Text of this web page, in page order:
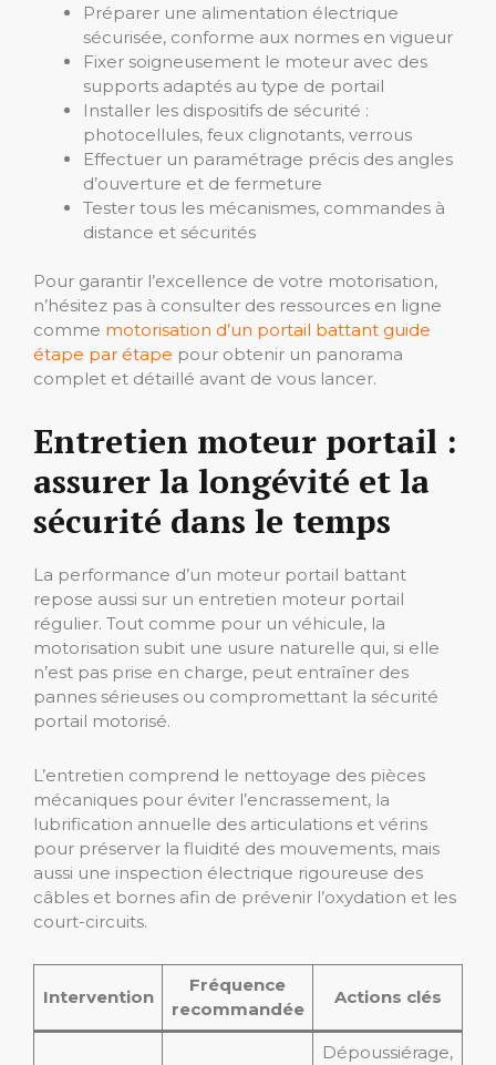
Préparer une alimentation électrique
sécurisée, conforme aux normes en vigueur
Fixer soigneusement le moteur avec des
supports adaptés au type de portail
Installer les dispositifs de sécurité :
photocellules, feux clignotants, verrous
Effectuer un paramétrage précis des angles
d’ouverture et de fermeture
Tester tous les mécanismes, commandes à
distance et sécurités
Pour garantir l’excellence de votre motorisation,
n’hésitez pas à consulter des ressources en ligne
comme motorisation d’un portail battant guide
étape par étape pour obtenir un panorama
complet et détaillé avant de vous lancer.
Entretien moteur portail :
assurer la longévité et la
sécurité dans le temps
La performance d’un moteur portail battant
repose aussi sur un entretien moteur portail
régulier. Tout comme pour un véhicule, la
motorisation subit une usure naturelle qui, si elle
n’est pas prise en charge, peut entraîner des
pannes sérieuses ou compromettant la sécurité
portail motorisé.
L’entretien comprend le nettoyage des pièces
mécaniques pour éviter l’encrassement, la
lubrification annuelle des articulations et vérins
pour préserver la fluidité des mouvements, mais
aussi une inspection électrique rigoureuse des
câbles et bornes afin de prévenir l’oxydation et les
court-circuits.
Intervention
Fréquence
recommandée
Actions clés
Dépoussiérage,